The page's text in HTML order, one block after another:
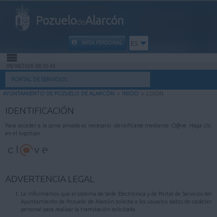
PozuelodeAlarcón
ÁREA PERSONAL ES
INICIO
MI CARPETA
INFORMACIÓN MUNICIPAL
AYUDA
09/08/2026 08:30:43
PORTAL DE SERVICIOS
AYUNTAMIENTO DE POZUELO DE ALARCÓN > INICIO > LOGIN
IDENTIFICACIÓN
Para acceder a la zona privada es necesario identificarse mediante Cl@ve. Haga clic
en el logotipo.
ADVERTENCIA LEGAL
Le informamos que el sistema de Sede Electrónica y de Portal de Servicios del
Ayuntamiento de Pozuelo de Alarcón solicita a los usuarios datos de carácter
personal para realizar la tramitación solicitada.